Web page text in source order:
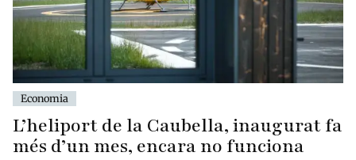
Economia
L’heliport de la Caubella, inaugurat fa
més d’un mes, encara no funciona